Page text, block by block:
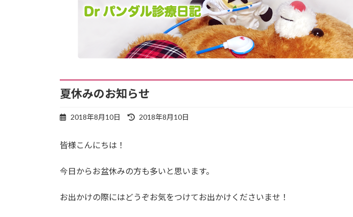
夏休みのお知らせ
2018年8月10日
最
時
:
2018年8月10日
皆様こんにちは！
今日からお盆休みの方も多いと思います。
お出かけの際にはどうぞお気をつけてお出かけくださいませ！